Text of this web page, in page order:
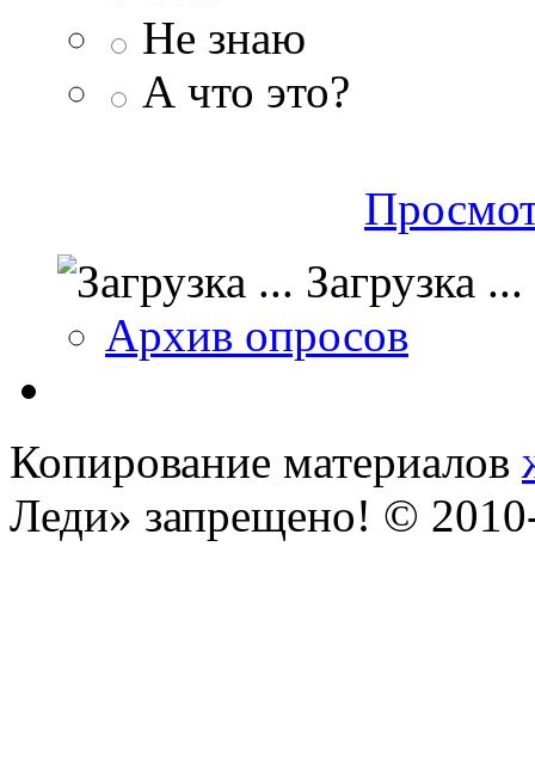
Не знаю
А что это?
Загрузка ...
Архив опросов
Копирование материалов
Леди» запрещено! ©